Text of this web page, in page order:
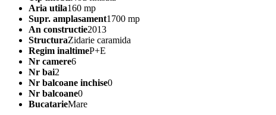
Aria utila160 mp
Supr. amplasament1700 mp
An constructie2013
StructuraZidarie caramida
Regim inaltimeP+E
Nr camere6
Nr bai2
Nr balcoane inchise0
Nr balcoane0
BucatarieMare